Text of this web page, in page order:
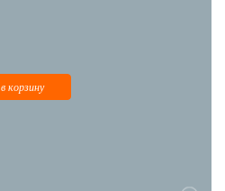
в корзину